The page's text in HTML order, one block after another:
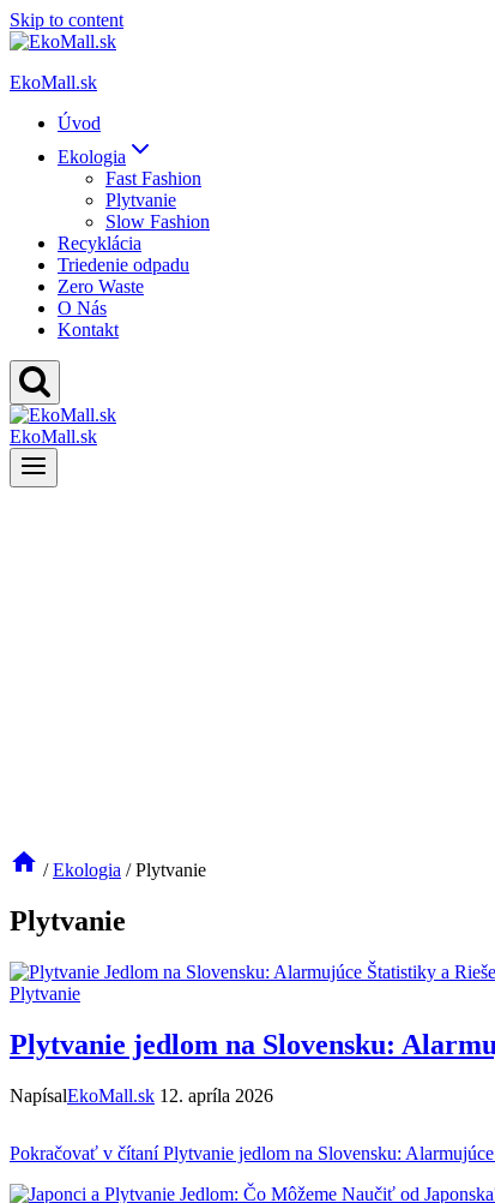
Skip to content
EkoMall.sk
Úvod
Ekologia
Fast Fashion
Plytvanie
Slow Fashion
Recyklácia
Triedenie odpadu
Zero Waste
O Nás
Kontakt
EkoMall.sk
/ Ekologia / Plytvanie
Plytvanie
Plytvanie
Plytvanie jedlom na Slovensku:
NapísalEkoMall.sk 12. apríla 2026
Pokračovať v čítaníPlytvanie jedlom na Slovensku: Alarmujúce